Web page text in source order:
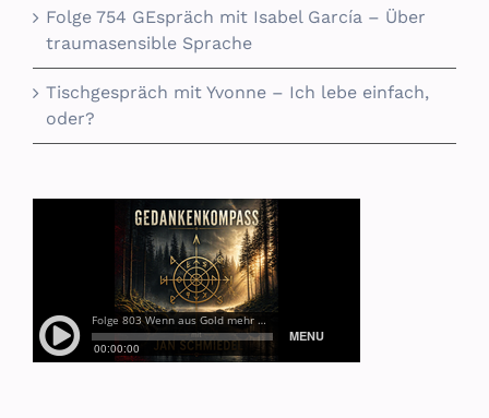
Folge 754 GEspräch mit Isabel García – Über
traumasensible Sprache
Tischgespräch mit Yvonne – Ich lebe einfach,
oder?